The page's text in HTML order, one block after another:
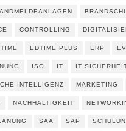
CONTROLLING
EDTIME PLUS ERP
ISO IT IT
INTELLIGENZ MARKETING
NACHHALTIGKEIT
SAA SAP